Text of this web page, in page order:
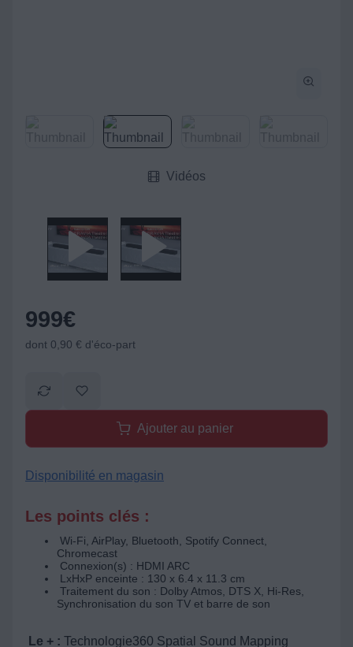
Vidéos
999€
dont 0,90 € d'éco-part
Ajouter au panier
Disponibilité en magasin
Les points clés :
Wi-Fi, AirPlay, Bluetooth, Spotify Connect,
Chromecast
Connexion(s) : HDMI ARC
LxHxP enceinte : 130 x 6.4 x 11.3 cm
Traitement du son : Dolby Atmos, DTS X, Hi-Res,
Synchronisation du son TV et barre de son
Le + : Technologie360 Spatial Sound Mapping